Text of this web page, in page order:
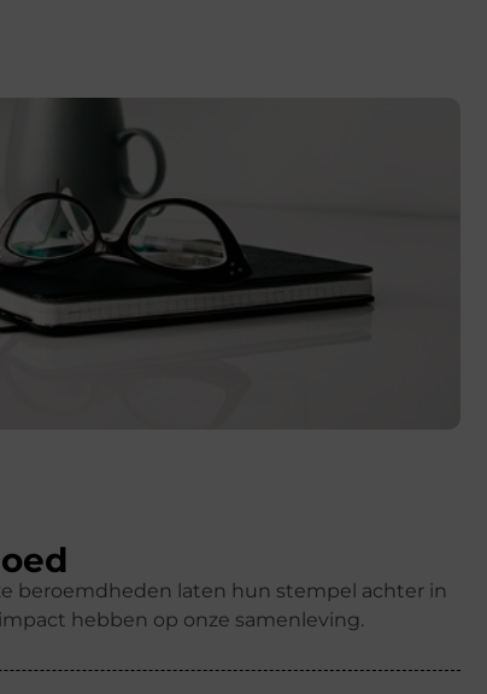
beroemdheden laten hun stempel achter in
hebben op onze samenleving.